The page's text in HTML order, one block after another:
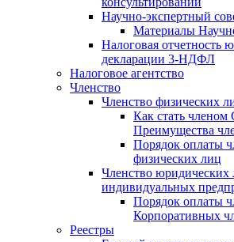
Научно-экспертный
Материалы
Налоговая отчетность
декларации 3-НДФЛ
Налоговое агентство
Членство
Членство физических
Как стать
Преимущества
Порядок оплаты
физических лиц
Членство юридических
индивидуальных
Порядок оплаты
Корпоративных
Реестры